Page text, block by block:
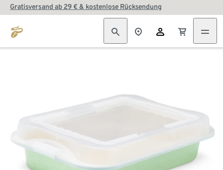
Gratisversand ab 29 € & kostenlose Rücksendung